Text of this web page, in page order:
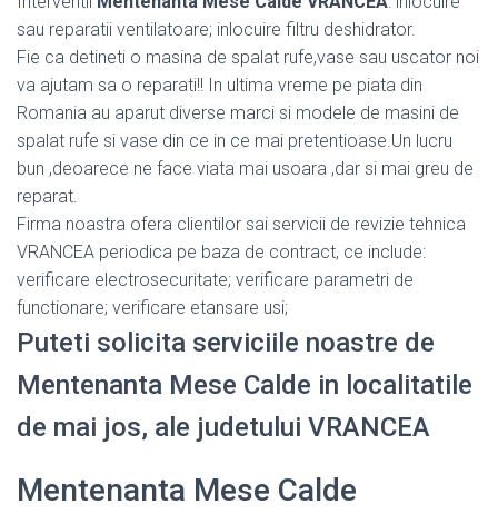
sau reparatii ventilatoare; inlocuire filtru deshidrator.
Fie ca detineti o masina de spalat rufe,vase sau uscator noi
va ajutam sa o reparati!! In ultima vreme pe piata din
Romania au aparut diverse marci si modele de masini de
spalat rufe si vase din ce in ce mai pretentioase.Un lucru
bun ,deoarece ne face viata mai usoara ,dar si mai greu de
reparat.
Firma noastra ofera clientilor sai servicii de revizie tehnica
VRANCEA periodica pe baza de contract, ce include:
verificare electrosecuritate; verificare parametri de
functionare; verificare etansare usi;
Puteti solicita serviciile noastre de
Mentenanta Mese Calde in localitatile
de mai jos, ale judetului VRANCEA
Mentenanta Mese Calde